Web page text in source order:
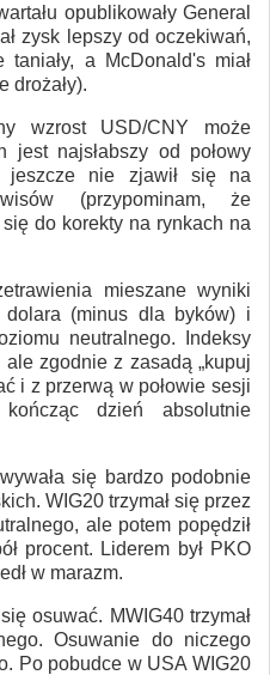
opublikowały General
zysk lepszy od oczekiwań,
a McDonald's miał
drożały).
wzrost USD/CNY może
jest najsłabszy od połowy
nie zjawił się na
(przypominam, że
do korekty na rynkach na
mieszane wyniki
dolara (minus dla byków) i
neutralnego. Indeksy
zgodnie z zasadą „kupuj
i z przerwą w połowie sesji
dzień absolutnie
się bardzo podobnie
WIG20 trzymał się przez
ale potem popędził
procent. Liderem był PKO
w marazm.
osuwać. MWIG40 trzymał
Osuwanie do niczego
Po pobudce w USA WIG20